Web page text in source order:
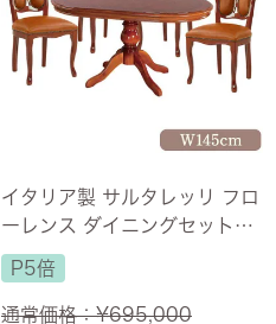
イタリア製 サルタレッリ フロ
ーレンス ダイニングセット5P
4人掛け ブラウン 幅145cm
【送料無料】
P5倍
通常価格：¥695,000